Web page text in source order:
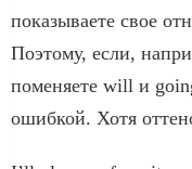
показываете свое
Поэтому, если,
поменяете will и
ошибкой. Хотя